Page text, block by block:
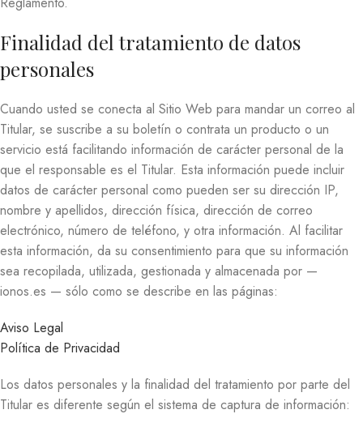
Finalidad del tratamiento de datos
personales
Cuando usted se conecta al Sitio Web para mandar un correo al
Titular, se suscribe a su boletín o contrata un producto o un
servicio está facilitando información de carácter personal de la
que el responsable es el Titular. Esta información puede incluir
datos de carácter personal como pueden ser su dirección IP,
nombre y apellidos, dirección física, dirección de correo
electrónico, número de teléfono, y otra información. Al facilitar
esta información, da su consentimiento para que su información
sea recopilada, utilizada, gestionada y almacenada por —
ionos.es — sólo como se describe en las páginas:
Aviso Legal
Política de Privacidad
Los datos personales y la finalidad del tratamiento por parte del
Titular es diferente según el sistema de captura de información: